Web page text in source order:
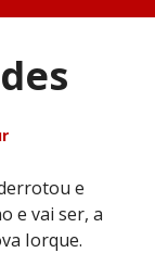
e
e vai ser, a
Iorque.